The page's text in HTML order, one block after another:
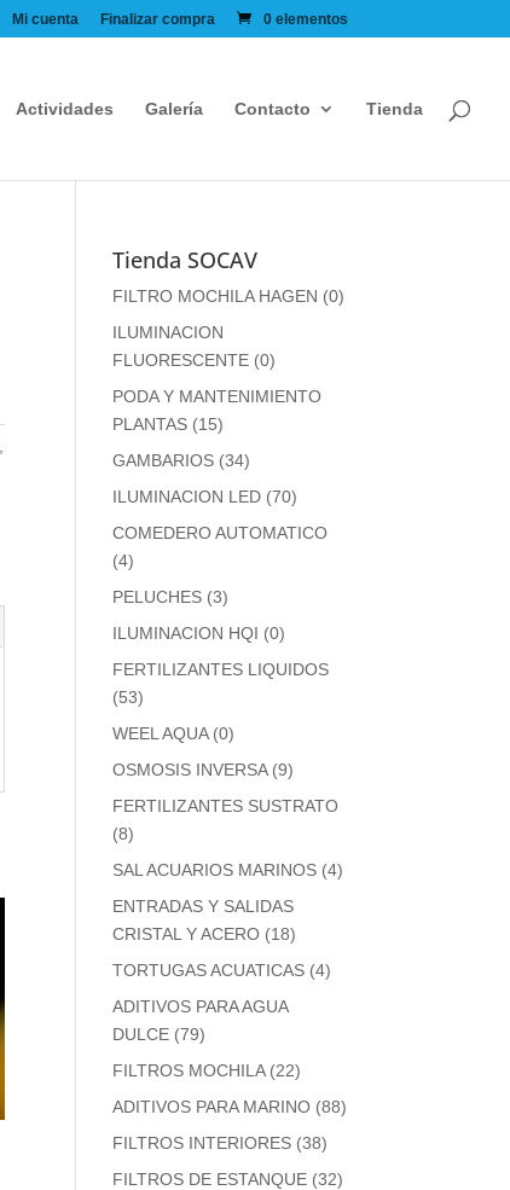
Mi cuenta Finalizar compra 0 elementos
Actividades Galería Contacto Tienda
Tienda SOCAV
FILTRO MOCHILA HAGEN (0)
ILUMINACION
FLUORESCENTE (0)
PODA Y MANTENIMIENTO
PLANTAS (15)
GAMBARIOS (34)
ILUMINACION LED (70)
COMEDERO AUTOMATICO
(4)
PELUCHES (3)
ILUMINACION HQI (0)
FERTILIZANTES LIQUIDOS
(53)
WEEL AQUA (0)
OSMOSIS INVERSA (9)
FERTILIZANTES SUSTRATO
(8)
SAL ACUARIOS MARINOS (4)
ENTRADAS Y SALIDAS
CRISTAL Y ACERO (18)
TORTUGAS ACUATICAS (4)
ADITIVOS PARA AGUA
DULCE (79)
FILTROS MOCHILA (22)
ADITIVOS PARA MARINO (88)
FILTROS INTERIORES (38)
FILTROS DE ESTANQUE (32)